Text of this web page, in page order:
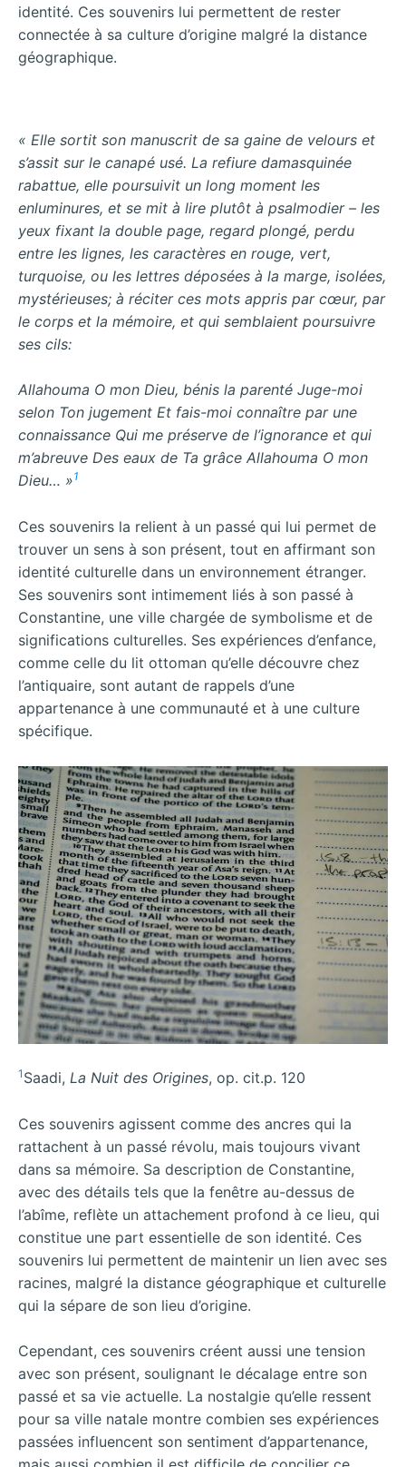
identité. Ces souvenirs lui permettent de rester
connectée à sa culture d’origine malgré la distance
géographique.
« Elle sortit son manuscrit de sa gaine de velours et
s’assit sur le canapé usé. La refiure damasquinée
rabattue, elle poursuivit un long moment les
enluminures, et se mit à lire plutôt à psalmodier – les
yeux fixant la double page, regard plongé, perdu
entre les lignes, les caractères en rouge, vert,
turquoise, ou les lettres déposées à la marge, isolées,
mystérieuses; à réciter ces mots appris par cœur, par
le corps et la mémoire, et qui semblaient poursuivre
ses cils:
Allahouma O mon Dieu, bénis la parenté Juge-moi
selon Ton jugement Et fais-moi connaître par une
connaissance Qui me préserve de l’ignorance et qui
m’abreuve Des eaux de Ta grâce Allahouma O mon
Dieu… »1
Ces souvenirs la relient à un passé qui lui permet de
trouver un sens à son présent, tout en affirmant son
identité culturelle dans un environnement étranger.
Ses souvenirs sont intimement liés à son passé à
Constantine, une ville chargée de symbolisme et de
significations culturelles. Ses expériences d’enfance,
comme celle du lit ottoman qu’elle découvre chez
l’antiquaire, sont autant de rappels d’une
appartenance à une communauté et à une culture
spécifique.
1 Saadi, La Nuit des Origines, op. cit.p. 120
Ces souvenirs agissent comme des ancres qui la
rattachent à un passé révolu, mais toujours vivant
dans sa mémoire. Sa description de Constantine,
avec des détails tels que la fenêtre au-dessus de
l’abîme, reflète un attachement profond à ce lieu, qui
constitue une part essentielle de son identité. Ces
souvenirs lui permettent de maintenir un lien avec ses
racines, malgré la distance géographique et culturelle
qui la sépare de son lieu d’origine.
Cependant, ces souvenirs créent aussi une tension
avec son présent, soulignant le décalage entre son
passé et sa vie actuelle. La nostalgie qu’elle ressent
pour sa ville natale montre combien ses expériences
passées influencent son sentiment d’appartenance,